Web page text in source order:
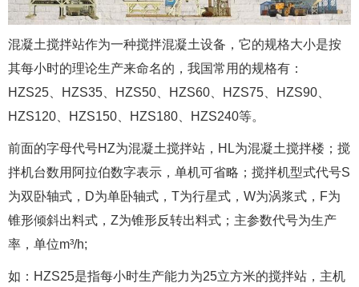
混凝土搅拌站作为一种搅拌混凝土设备，它的规格大小是按
其每小时的理论生产来命名的，我国常用的规格有：
HZS25、HZS35、HZS50、HZS60、HZS75、HZS90、
HZS120、HZS150、HZS180、HZS240等。
前面的字母代号HZ为混凝土搅拌站，HL为混凝土搅拌楼；搅
拌机台数用阿拉伯数字表示，单机可省略；搅拌机型式代号S
为双卧轴式，D为单卧轴式，T为行星式，W为涡浆式，F为
锥形倾斜出料式，Z为锥形反转出料式；主参数代号为生产
率，单位m³/h;
如：HZS25是指每小时生产能力为25立方米的搅拌站，主机